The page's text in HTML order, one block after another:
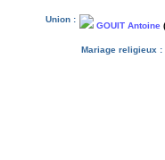
Union :
GOUIT Antoine
Mariage religieux :